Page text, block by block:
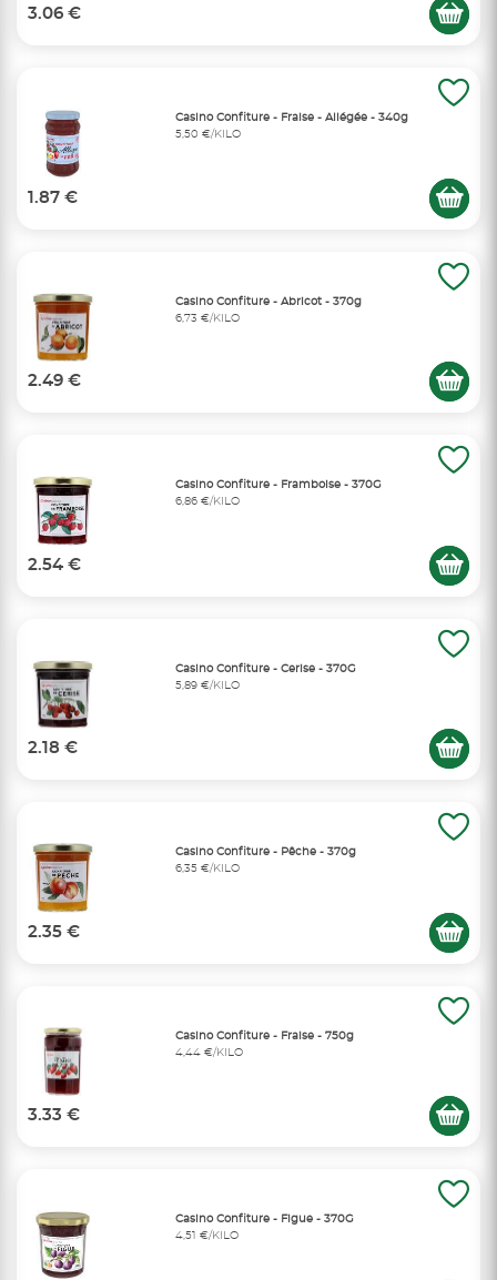
3.06 €
Casino Confiture - Fraise - Allégée - 340g
5,50 €/KILO
1.87 €
Casino Confiture - Abricot - 370g
6,73 €/KILO
2.49 €
Casino Confiture - Framboise - 370G
6,86 €/KILO
2.54 €
Casino Confiture - Cerise - 370G
5,89 €/KILO
2.18 €
Casino Confiture - Pêche - 370g
6,35 €/KILO
2.35 €
Casino Confiture - Fraise - 750g
4,44 €/KILO
3.33 €
Casino Confiture - Figue - 370G
4,51 €/KILO